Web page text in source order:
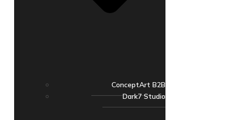
ConceptArt B2B
Dark7 Studio